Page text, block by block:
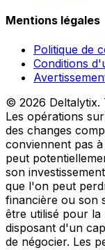
Mentions légales
Politique de
Conditions
© 2026 Deltalytix.
Les opérations
des changes
conviennent pas
peut
son
que l'on peut
financière ou son
être utilisé pour la
disposant d'un
de négocier. Les